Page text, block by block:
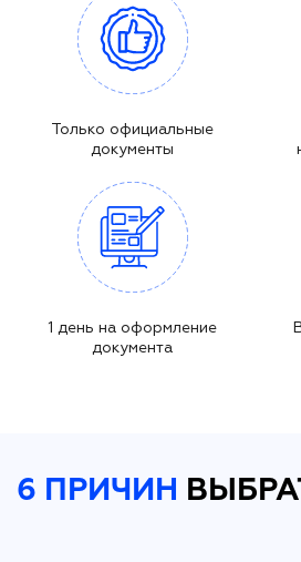
Только официальные
документы
1 день на оформление
документа
6 ПРИЧИН